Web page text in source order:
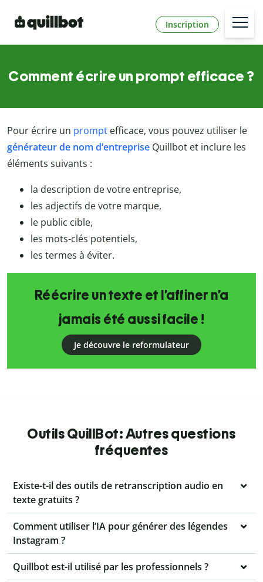
Inscription
Comment écrire un prompt efficace ?
Pour écrire un prompt efficace, vous pouvez utiliser le
générateur de nom d’entreprise Quillbot et inclure les
éléments suivants :
la description de votre entreprise,
les adjectifs de votre marque,
le public cible,
les mots-clés potentiels,
les termes à éviter.
Réécrire un texte et l’affiner n’a
jamais été aussi facile !
Je découvre le reformulateur
Outils QuillBot: Autres questions
fréquentes
Existe-t-il des outils de retranscription audio en
texte gratuits ?
Comment utiliser l’IA pour générer des légendes
Instagram ?
Quillbot est-il utilisé par les professionnels ?